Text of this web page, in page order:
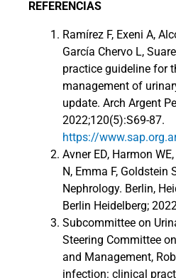
REFERENCIAS
Ramírez F, Exeni A,
García Chervo L,
practice guideline for
management of
update. Arch Argent
2022;120(5):S69-87.
https://
Avner ED, Harmon
N, Emma F, Goldstein
Nephrology. Berlin,
Berlin Heidelberg;
Subcommittee on
Steering Committee
and Management,
infection: clinical